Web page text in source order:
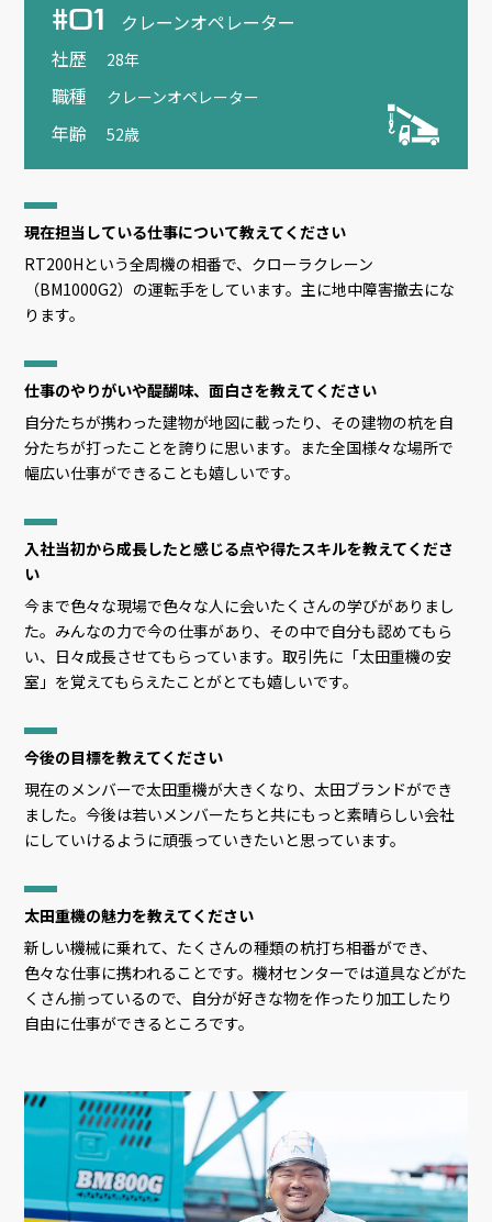
#01
クレーンオペレーター
社歴
28年
職種 クレーンオペレーター
年齢 52歳
現在担当している仕事について教えてください
RT200Hという全周機の相番で、クローラクレーン
（BM1000G2）の運転手をしています。主に地中障害撤去にな
ります。
仕事のやりがいや醍醐味、面白さを教えてください
自分たちが携わった建物が地図に載ったり、その建物の杭を自
分たちが打ったことを誇りに思います。また全国様々な場所で
幅広い仕事ができることも嬉しいです。
入社当初から成長したと感じる点や得たスキルを教えてくださ
い
今まで色々な現場で色々な人に会いたくさんの学びがありまし
た。みんなの力で今の仕事があり、その中で自分も認めてもら
い、日々成長させてもらっています。取引先に「太田重機の安
室」を覚えてもらえたことがとても嬉しいです。
今後の目標を教えてください
現在のメンバーで太田重機が大きくなり、太田ブランドができ
ました。今後は若いメンバーたちと共にもっと素晴らしい会社
にしていけるように頑張っていきたいと思っています。
太田重機の魅力を教えてください
新しい機械に乗れて、たくさんの種類の杭打ち相番ができ、
色々な仕事に携われることです。機材センターでは道具などがた
くさん揃っているので、自分が好きな物を作ったり加工したり
自由に仕事ができるところです。